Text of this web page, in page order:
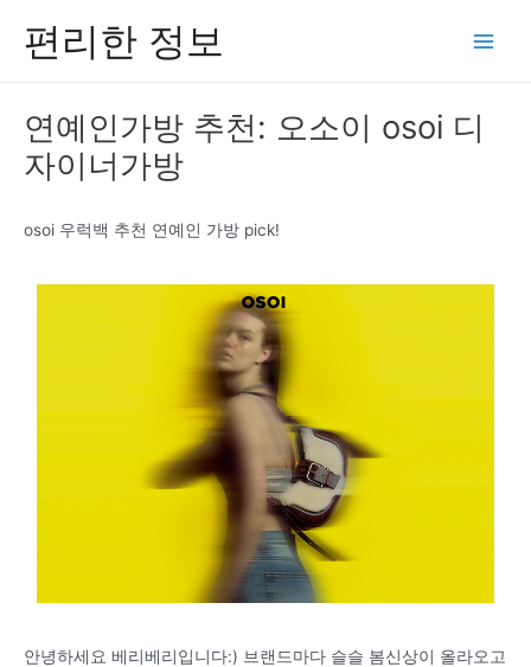
편리한 정보
연예인가방 추천: 오소이 osoi 디
자이너가방
osoi 우럭백 추천 연예인 가방 pick!
안녕하세요 베리베리입니다:) 브랜드마다 슬슬 봄신상이 올라오고